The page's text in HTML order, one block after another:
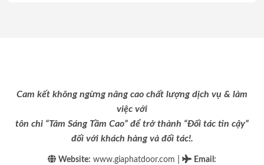
Cam kết không ngừng nâng cao chất lượng dịch vụ & làm
việc với
tôn chỉ “Tâm Sáng Tầm Cao” để trở thành “Đối tác tin cậy”
đối với khách hàng và đối tác!.
Website: www.giaphatdoor.com Email :